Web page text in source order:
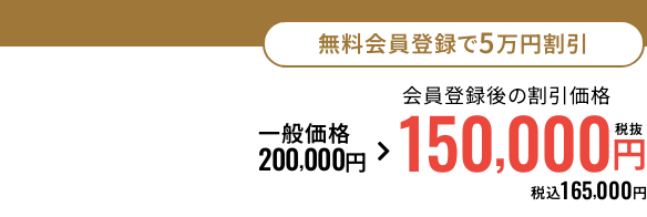
無料会員登録で5万円割引
一般価格
200,000円
会員登録後の割引価格
150,000円
税抜
税込165,000円